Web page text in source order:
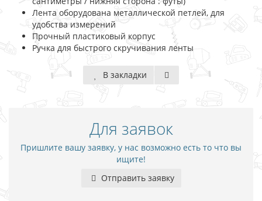
Лента оборудована металлической петлей, для
удобства измерений
Прочный пластиковый корпус
Ручка для быстрого скручивания ленты
В закладки
Для заявок
Пришлите вашу заявку, у нас возможно есть то что вы
ищите!
Отправить заявку